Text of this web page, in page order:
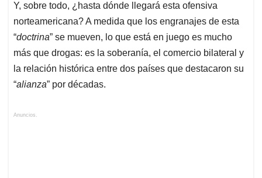
Y, sobre todo, ¿hasta dónde llegará esta ofensiva
norteamericana? A medida que los engranajes de esta
“doctrina” se mueven, lo que está en juego es mucho
más que drogas: es la soberanía, el comercio bilateral y
la relación histórica entre dos países que destacaron su
“alianza” por décadas.
Anuncios.